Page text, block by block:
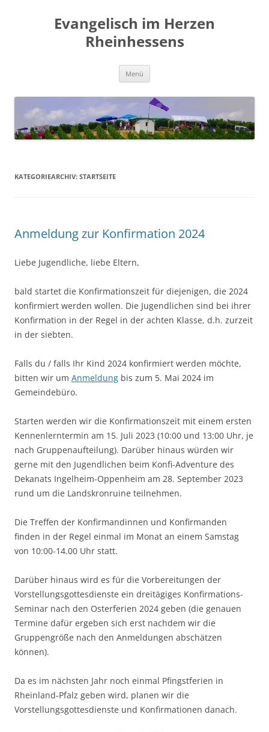
Evangelisch im Herzen
Rheinhessens
Menü
KATEGORIEARCHIV: STARTSEITE
Anmeldung zur Konfirmation 2024
Liebe Jugendliche, liebe Eltern,
bald startet die Konfirmationszeit für diejenigen, die 2024
konfirmiert werden wollen. Die Jugendlichen sind bei ihrer
Konfirmation in der Regel in der achten Klasse, d.h. zurzeit
in der siebten.
Falls du / falls Ihr Kind 2024 konfirmiert werden möchte,
bitten wir um Anmeldung bis zum 5. Mai 2024 im
Gemeindebüro.
Starten werden wir die Konfirmationszeit mit einem ersten
Kennenlerntermin am 15. Juli 2023 (10:00 und 13:00 Uhr, je
nach Gruppenaufteilung). Darüber hinaus würden wir
gerne mit den Jugendlichen beim Konfi-Adventure des
Dekanats Ingelheim-Oppenheim am 28. September 2023
rund um die Landskronruine teilnehmen.
Die Treffen der Konfirmandinnen und Konfirmanden
finden in der Regel einmal im Monat an einem Samstag
von 10:00-14.00 Uhr statt.
Darüber hinaus wird es für die Vorbereitungen der
Vorstellungsgottesdienste ein dreitägiges Konfirmations-
Seminar nach den Osterferien 2024 geben (die genauen
Termine dafür ergeben sich erst nachdem wir die
Gruppengröße nach den Anmeldungen abschätzen
können).
Da es im nächsten Jahr noch einmal Pfingstferien in
Rheinland-Pfalz geben wird, planen wir die
Vorstellungsgottesdienste und Konfirmationen danach.